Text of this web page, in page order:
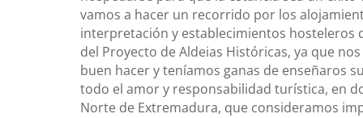
vamos a hacer un recorrido por los
interpretación y establecimientos hosteleros
del Proyecto de Aldeias Históricas, ya que
buen hacer y teníamos ganas de enseñaros
todo el amor y responsabilidad turística, en
Norte de Extremadura, que consideramos